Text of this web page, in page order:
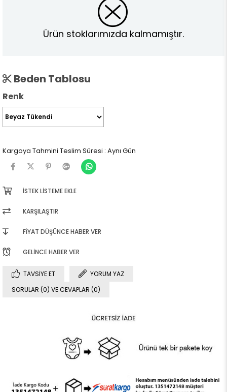
Ürün stoklarımızda kalmamıştır.
Beden Tablosu
Renk
Kargoya Tahmini Teslim Süresi : Aynı Gün
İSTEK LISTEME EKLE
KARŞILAŞTIR
FIYAT DÜŞÜNCE HABER VER
GELINCE HABER VER
TAVSIYE ET
YORUM YAZ
SORULAR (0) VE CEVAPLAR (0)